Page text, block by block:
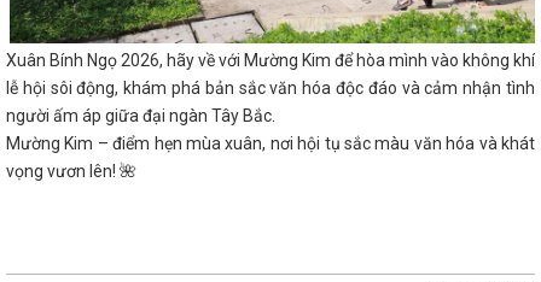
Xuân Bính Ngọ 2026, hãy về với Mường Kim để hòa mình vào không khí
lễ hội sôi động, khám phá bản sắc văn hóa độc đáo và cảm nhận tình
người ấm áp giữa đại ngàn Tây Bắc.
Mường Kim – điểm hẹn mùa xuân, nơi hội tụ sắc màu văn hóa và khát
vọng vươn lên! 🌺